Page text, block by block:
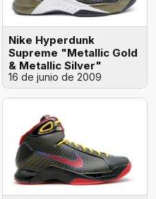
Nike Hyperdunk
Supreme "Metallic Gold
& Metallic Silver"
16 de junio de 2009